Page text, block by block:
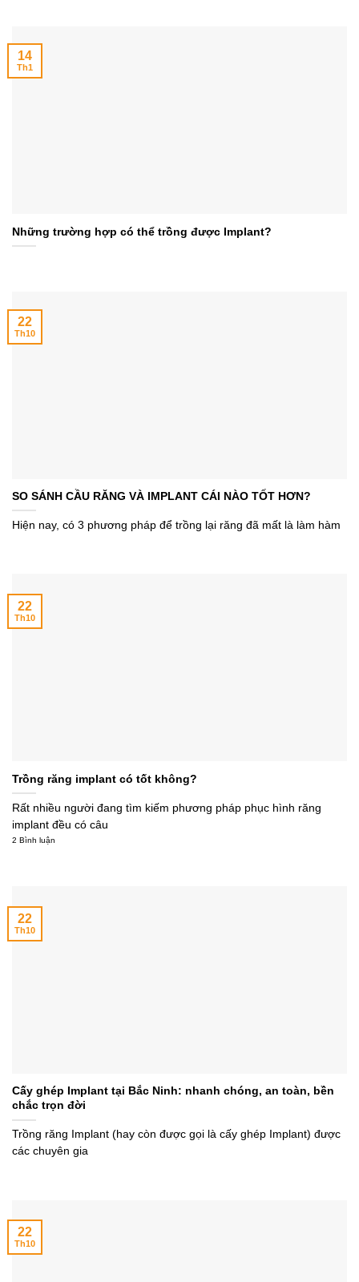
Những trường hợp có thể trồng được Implant?
14
Th1
SO SÁNH CẦU RĂNG VÀ IMPLANT CÁI NÀO TỐT HƠN?
Hiện nay, có 3 phương pháp để trồng lại răng đã mất là làm hàm
22
Th10
Trồng răng implant có tốt không?
Rất nhiều người đang tìm kiếm phương pháp phục hình răng
implant đều có câu
2 Bình luận
22
Th10
Cấy ghép Implant tại Bắc Ninh: nhanh chóng, an toàn, bền
chắc trọn đời
Trồng răng Implant (hay còn được gọi là cấy ghép Implant) được
các chuyên gia
22
Th10
22
Th10